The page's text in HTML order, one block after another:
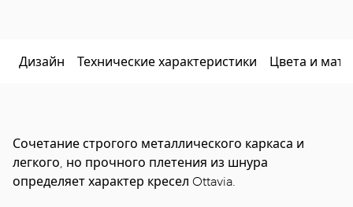
Дизайн Технические характеристики Цвета и
Сочетание строгого металлического каркаса и
легкого, но прочного плетения из шнура
определяет характер кресел Ottavia.